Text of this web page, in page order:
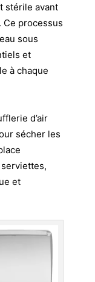
stérile avant
Ce processus
sous
et
à chaque
d’air
sécher les
et